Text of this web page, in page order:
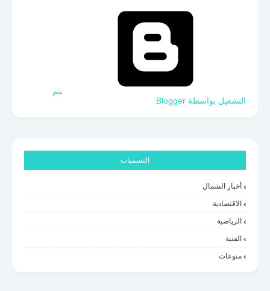
‏يتم
التشغيل بواسطة Blogger
التسميات
أخبار الشمال
الاقتصادية
الرياضية
الفنية
منوعات